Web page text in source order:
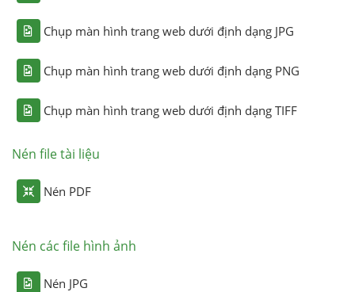
Chụp màn hình trang web dưới định dạng JPG
Chụp màn hình trang web dưới định dạng PNG
Chụp màn hình trang web dưới định dạng TIFF
Nén file tài liệu
Nén PDF
Nén các file hình ảnh
Nén JPG